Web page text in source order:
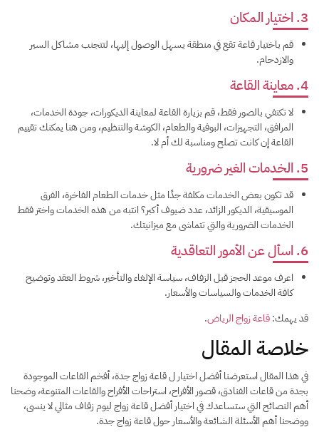
3. اختيار المكان
قم باختيار قاعة تقع في منطقة يسهل الوصول إليها، لتتجنب مشاكل السير
والازدحام.
4. معاينة القاعة
لا تكتفي بالصور فقط، قم بزيارة القاعة لمعاينة الديكورات، جودة الخدمات،
المرافق، التجهيزات، البوفية والطعام، الكوشة والتنظيم، ومن هنا يمكنك تقييم
القاعة إن كانت تصلح ومناسبة لك أم لا.
5. الخدمات الغير ضرورية
قد تكون بعض الخدمات مكلفة جدًا مثل خدمات الطعام الفاخرة، الفرق
الموسيقية، الديكور الزائد، عدد ضيوف أكبر؟ انتبه من هذه الخدمات واختر فقط
الخدمات الضرورية والتي تتماشى مع ميزانيتك.
6. اسأل عن الأمور التعاقدية
اعرف موعد الحجز قبل الزفاف، سياسة الإلغاء والتأخير، شروط العقد وتوضيح
كافة الخدمات والسياسات والأسعار.
قد يهمك:قاعة زواج الرياض.
خلاصة المقال
في هذا المقال استعرضنا أفضل اختيار ل قاعة زواج جدة، أفخم القاعات الموجودة
بجدة من قاعات الفنادق، قصور الأفراح، استراحات الأفراح والقاعات المتنوعة، وضحنا
أهم النصائح التي ستساعدك في اختيار أفضل قاعة زواج ليوم زفاف مثالي لا ينسى،
ووضحنا أهم الأسئلة الشائعة والأسعار حول قاعة زواج جدة.